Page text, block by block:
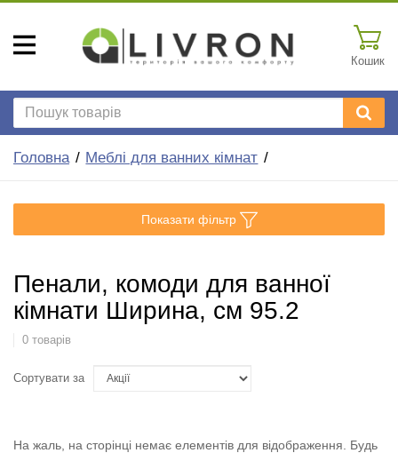
Кошик
Головна Меблі для ванних кімнат
Показати фільтр
Пенали, комоди для ванної
кімнати Ширина, см 95.2
0 товарів
Сортувати за
На жаль, на сторінці немає елементів для відображення. Будь